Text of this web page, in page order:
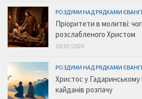
РОЗДУМИ НАД РЯДКАМИ
Пріоритети в молитві:
розслабленого Христом
10/07/2026
РОЗДУМИ НАД РЯДКАМИ
Христос у Гадаринському
кайданів розпачу